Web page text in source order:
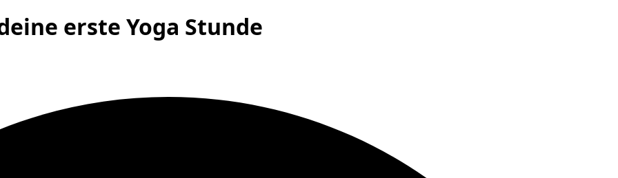
erste Yoga Stunde